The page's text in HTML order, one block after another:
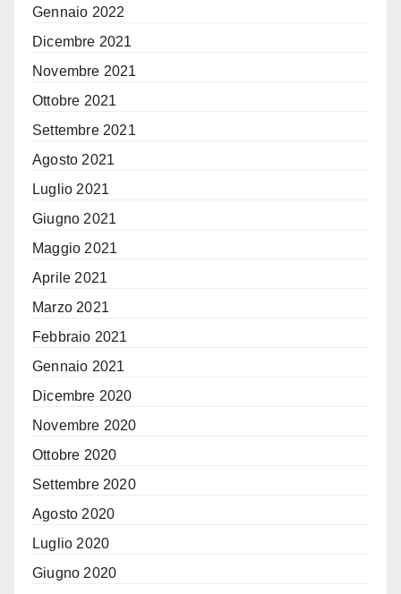
Gennaio 2022
Dicembre 2021
Novembre 2021
Ottobre 2021
Settembre 2021
Agosto 2021
Luglio 2021
Giugno 2021
Maggio 2021
Aprile 2021
Marzo 2021
Febbraio 2021
Gennaio 2021
Dicembre 2020
Novembre 2020
Ottobre 2020
Settembre 2020
Agosto 2020
Luglio 2020
Giugno 2020